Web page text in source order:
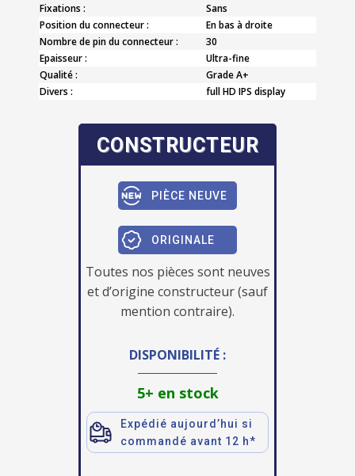
Fixations :
Sans
Position du connecteur :
En bas à droite
Nombre de pin du connecteur :
30
Epaisseur :
Ultra-fine
Qualité :
Grade A+
Divers :
full HD IPS display
CONSTRUCTEUR
PIÈCE NEUVE
ORIGINALE
Toutes nos pièces sont neuves
et d’origine constructeur (sauf
mention contraire).
DISPONIBILITÉ :
5+ en stock
Expédié aujourd’hui si
commandé avant 12 h*